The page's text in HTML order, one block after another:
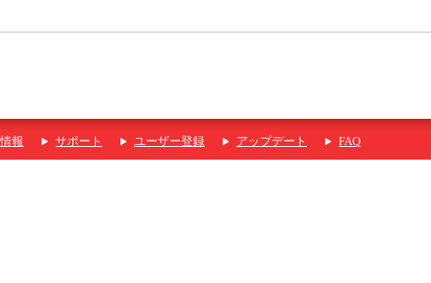
報 サポート ユーザー登録 アップデート FAQ